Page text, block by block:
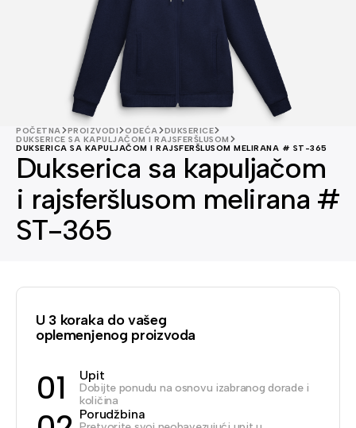
POČETNA PROIZVODI ODEĆA
DUKSERICE
DUKSERICE SA KAPULJAČOM I RAJSFERŠLUSOM
DUKSERICA SA KAPULJAČOM I RAJSFERŠLUSOM MELIRANA # ST-365
Dukserica sa kapuljačom
i rajsferšlusom melirana #
ST-365
U 3 koraka do vašeg
oplemenjenog proizvoda
01 Upit
Dobijte ponudu na osnovu izabranog dorade i
količina
Porudžbina